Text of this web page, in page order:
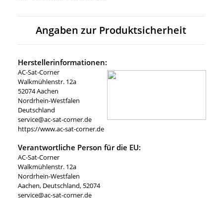
Angaben zur Produktsicherheit
Herstellerinformationen:
AC-Sat-Corner
Walkmühlenstr. 12a
52074 Aachen
Nordrhein-Westfalen
Deutschland
service@ac-sat-corner.de
https://www.ac-sat-corner.de
Verantwortliche Person für die EU:
AC-Sat-Corner
Walkmühlenstr. 12a
Nordrhein-Westfalen
Aachen, Deutschland, 52074
service@ac-sat-corner.de